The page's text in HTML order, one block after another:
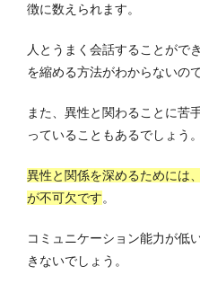
徴に数えられます。
人とうまく会話することがで
を縮める方法がわからないので
また、異性と関わることに苦
っていることもあるでしょう。
異性と関係を深めるためには
が不可欠です。
コミュニケーション能力が低
きないでしょう。